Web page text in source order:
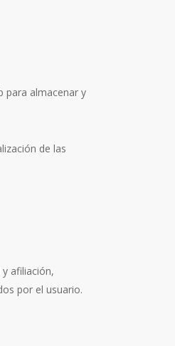
para almacenar y
de las
afiliación,
por el usuario.